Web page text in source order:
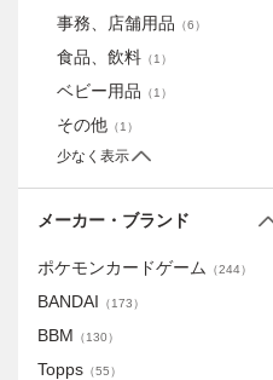
事務、店舗用品 （6）
食品、飲料 （1 ）
ベビー用品 （1 ）
その他 （1 ）
少なく表示
メーカー・ブランド
ポケモンカードゲーム （244）
BANDAI （173）
BBM （130）
Topps （55）